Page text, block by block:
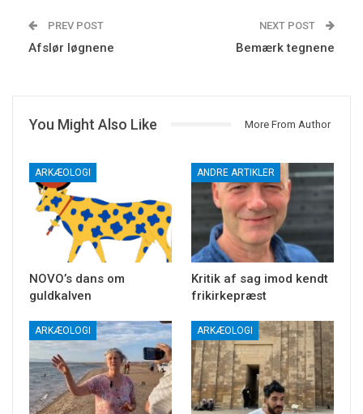
PREV POST
Afslør løgnene
NEXT POST
Bemærk tegnene
You Might Also Like More From Author
ARKÆOLOGI
NOVO’s dans om
guldkalven
ANDRE ARTIKLER
Kritik af sag imod kendt
frikirkepræst
ARKÆOLOGI ARKÆOLOGI